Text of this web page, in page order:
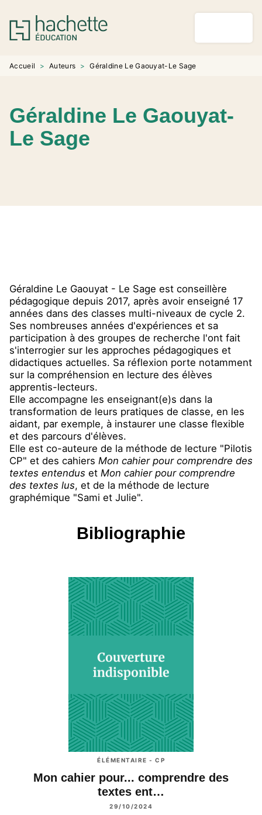
MENU RECHERCHE
PIED DE PAGE
Accueil > Auteurs > Géraldine Le Gaouyat-Le Sage
Géraldine Le Gaouyat-
Le Sage
Géraldine Le Gaouyat - Le Sage est conseillère
pédagogique depuis 2017, après avoir enseigné 17
années dans des classes multi-niveaux de cycle 2.
Ses nombreuses années d'expériences et sa
participation à des groupes de recherche l'ont fait
s'interrogier sur les approches pédagogiques et
didactiques actuelles. Sa réflexion porte notamment
sur la compréhension en lecture des élèves
apprentis-lecteurs.
Elle accompagne les enseignant(e)s dans la
transformation de leurs pratiques de classe, en les
aidant, par exemple, à instaurer une classe flexible
et des parcours d'élèves.
Elle est co-auteure de la méthode de lecture "Pilotis
CP" et des cahiers Mon cahier pour comprendre des
textes entendus et Mon cahier pour comprendre
des textes lus, et de la méthode de lecture
graphémique "Sami et Julie".
Bibliographie
ÉLÉMENTAIRE - CP
Mon cahier pour... comprendre des
textes ent…
29/10/2024